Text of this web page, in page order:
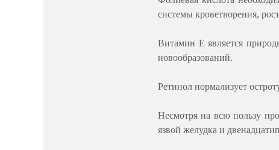
системы кроветворения,
Витамин Е является
новообразований.
Ретинол нормализует
Несмотря на всю пользу
язвой желудка и